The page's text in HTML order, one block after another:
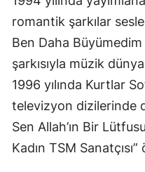
romantik şarkılar
Ben Daha Büyümedim
şarkısıyla müzik
1996 yılında Kurtlar
televizyon dizilerinde
Sen Allah’ın Bir
Kadın TSM